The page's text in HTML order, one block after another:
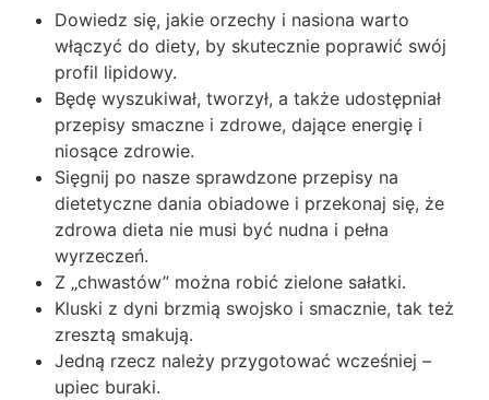
Dowiedz się, jakie orzechy i nasiona warto
włączyć do diety, by skutecznie poprawić swój
profil lipidowy.
Będę wyszukiwał, tworzył, a także udostępniał
przepisy smaczne i zdrowe, dające energię i
niosące zdrowie.
Sięgnij po nasze sprawdzone przepisy na
dietetyczne dania obiadowe i przekonaj się, że
zdrowa dieta nie musi być nudna i pełna
wyrzeczeń.
Z „chwastów” można robić zielone sałatki.
Kluski z dyni brzmią swojsko i smacznie, tak też
zresztą smakują.
Jedną rzecz należy przygotować wcześniej –
upiec buraki.